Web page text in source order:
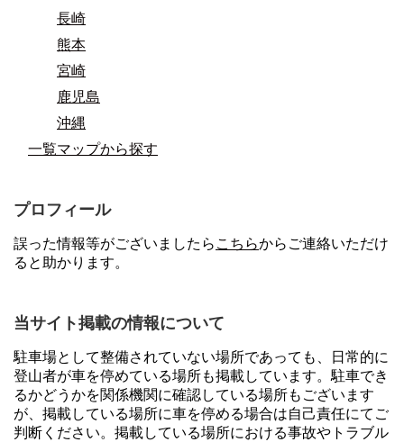
長崎
熊本
宮崎
鹿児島
沖縄
一覧マップから探す
プロフィール
誤った情報等がございましたら こちらからご連絡いただけ
ると助かります。
当サイト掲載の情報について
駐車場として整備されていない場所であっても、日常的に
登山者が車を停めている場所も掲載しています。駐車でき
るかどうかを関係機関に確認している場所もございます
が、掲載している場所に車を停める場合は自己責任にてご
判断ください。掲載している場所における事故やトラブル